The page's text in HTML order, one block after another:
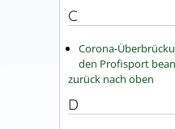
C
Corona-
den Profisport
zurück nach oben
D